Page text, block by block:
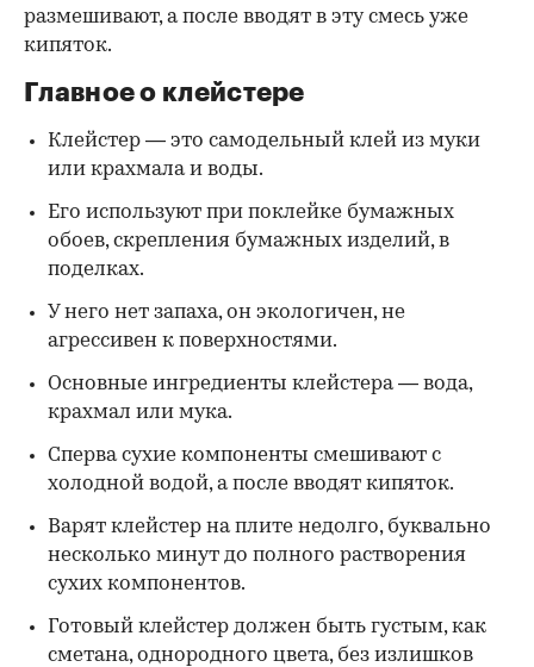
размешивают, а после вводят в эту смесь уже
кипяток.
Главное о клейстере
Клейстер — это самодельный клей из муки
или крахмала и воды.
Его используют при поклейке бумажных
обоев, скрепления бумажных изделий, в
поделках.
У него нет запаха, он экологичен, не
агрессивен к поверхностями.
Основные ингредиенты клейстера — вода,
крахмал или мука.
Сперва сухие компоненты смешивают с
холодной водой, а после вводят кипяток.
Варят клейстер на плите недолго, буквально
несколько минут до полного растворения
сухих компонентов.
Готовый клейстер должен быть густым, как
сметана, однородного цвета, без излишков